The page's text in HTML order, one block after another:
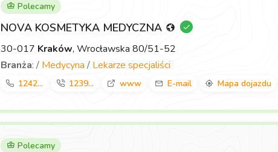
Polecamy
NOVA KOSMETYKA MEDYCZNA
30-017 Kraków, Wrocławska 80/51-52
Branża: / Medycyna / Lekarze specjaliści
1242... 1239... www E-mail Mapa dojazdu
Polecamy